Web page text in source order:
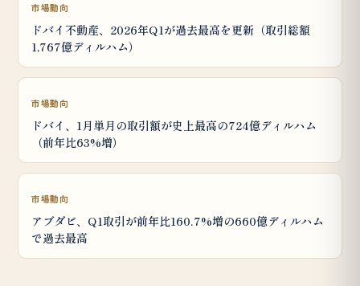
市場動向
ドバイ不動産、2026年Q1が過去最高を更新（取引総額
1,767億ディルハム）
市場動向
ドバイ、1月単月の取引額が史上最高の724億ディルハム
（前年比63%増）
市場動向
アブダビ、Q1取引が前年比160.7%増の660億ディルハム
で過去最高